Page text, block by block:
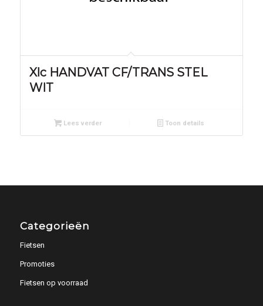
Xlc HANDVAT CF/TRANS STEL
WIT
Lees verder Toon details
Categorieën
Fietsen
Promoties
Fietsen op voorraad